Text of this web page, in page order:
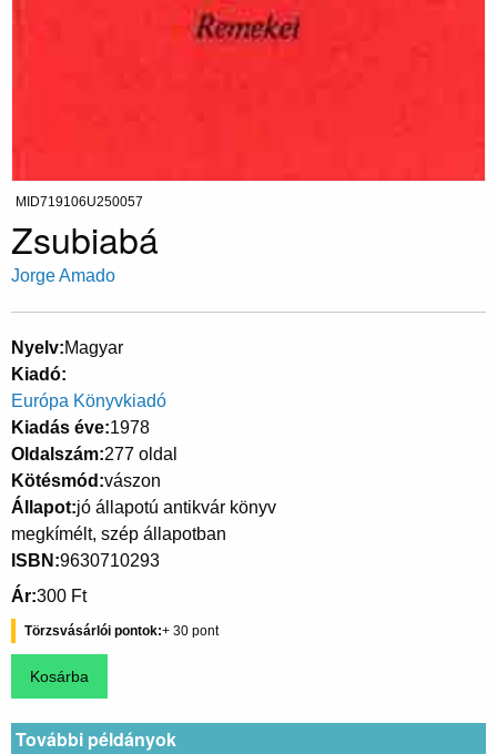
MID719106U250057
Zsubiabá
Jorge Amado
Nyelv Magyar
Kiadó
Európa Könyvkiadó
Kiadás éve 1978
Oldalszám 277 oldal
Kötésmód vászon
Állapot jó állapotú antikvár könyv
megkímélt, szép állapotban
ISBN 9630710293
Ár 300 Ft
Törzsvásárlói pontok 30
További példányok